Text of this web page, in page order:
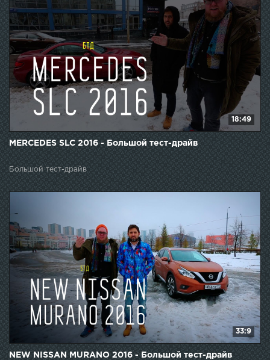
18:49
MERCEDES SLC 2016 - Большой тест-драйв
Большой тест-драйв
33:9
NEW NISSAN MURANO 2016 - Большой тест-драйв